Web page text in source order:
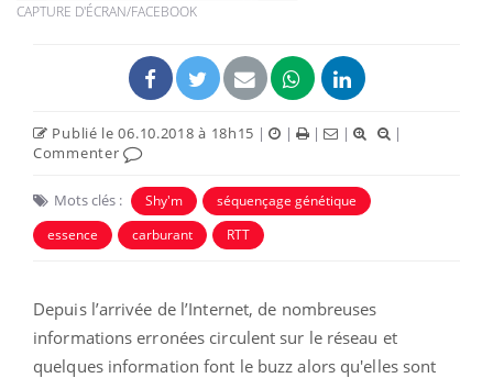
CAPTURE D'ÉCRAN/FACEBOOK
Publié le 06.10.2018 à 18h15 | | | |
|
Commenter
Mots clés : Shy'm
séquençage génétique
essence
carburant RTT
Depuis l’arrivée de l’Internet, de nombreuses
informations erronées circulent sur le réseau et
quelques information font le buzz alors qu'elles sont